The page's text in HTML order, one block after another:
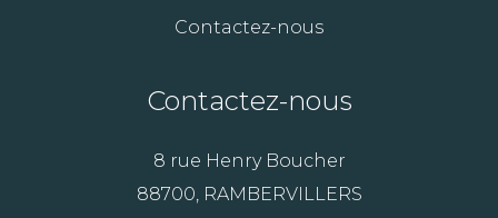
Contactez-nous
Contactez-nous
8 rue Henry Boucher
88700, RAMBERVILLERS